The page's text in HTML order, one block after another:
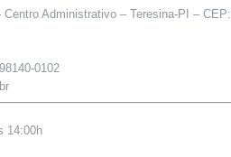
Administrativo – Teresina-PI –
0102
14:00h